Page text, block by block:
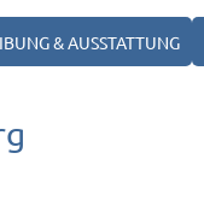
& AUSSTATTUNG